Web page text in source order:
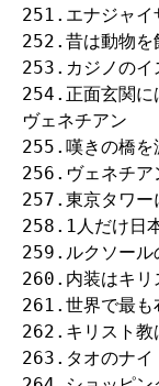
251.エナジャイ
252.昔は動物を
253.カジノのイ
254.正面玄関に
ヴェネチアン
255.嘆きの橋を
256.ヴェネチア
257.東京タワー
258.1人だけ日
259.ルクソール
260.内装はキリ
261.世界で最も
262.キリスト教
263.タオのナイ